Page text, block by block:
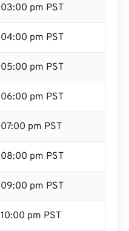
03:00 pm PST
04:00 pm PST
05:00 pm PST
06:00 pm PST
07:00 pm PST
08:00 pm PST
09:00 pm PST
10:00 pm PST